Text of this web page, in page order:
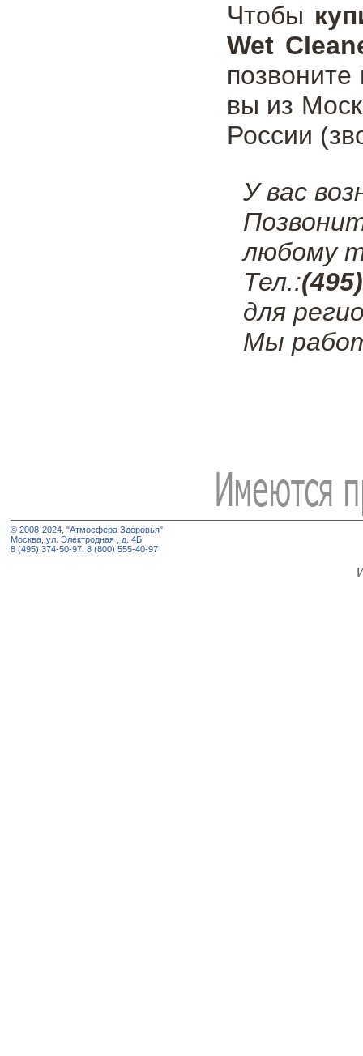
Чтобы
Wet
вы из
России
У вас
любому
Тел.:
для
Мы
© 2008-2024, "Атмосфера Здоровья"
Москва, ул. Электродная , д. 4Б
8 (495) 374-50-97, 8 (800) 555-40-97